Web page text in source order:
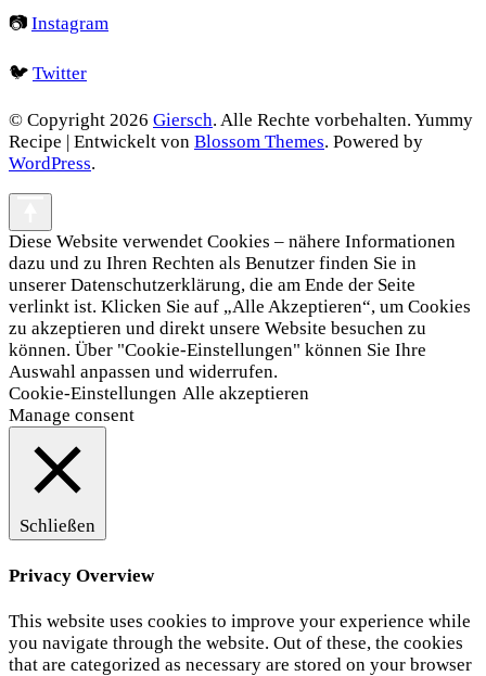
📷 Instagram
🐦 Twitter
© Copyright 2026 Giersch. Alle Rechte vorbehalten. Yummy
Recipe | Entwickelt von Blossom Themes. Powered by
WordPress.
Diese Website verwendet Cookies – nähere Informationen
dazu und zu Ihren Rechten als Benutzer finden Sie in
unserer Datenschutzerklärung, die am Ende der Seite
verlinkt ist. Klicken Sie auf „Alle Akzeptieren“, um Cookies
zu akzeptieren und direkt unsere Website besuchen zu
können. Über "Cookie-Einstellungen" können Sie Ihre
Auswahl anpassen und widerrufen.
Cookie-Einstellungen Alle akzeptieren
Manage consent
Schließen
Privacy Overview
This website uses cookies to improve your experience while
you navigate through the website. Out of these, the cookies
that are categorized as necessary are stored on your browser